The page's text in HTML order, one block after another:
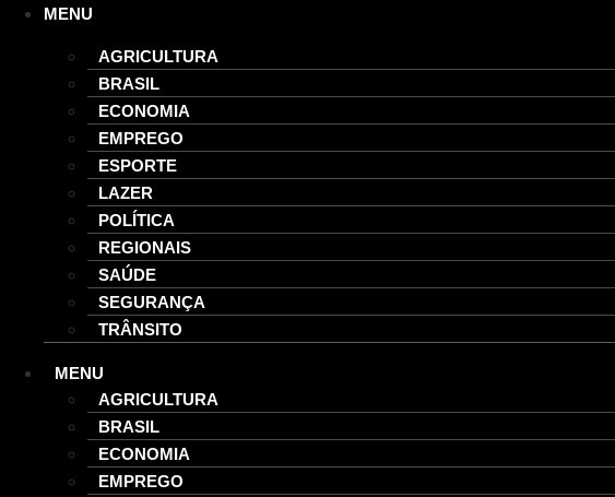
conteúdo
MENU
AGRICULTURA
BRASIL
ECONOMIA
EMPREGO
ESPORTE
LAZER
POLÍTICA
REGIONAIS
SAÚDE
SEGURANÇA
TRÂNSITO
MENU
AGRICULTURA
BRASIL
ECONOMIA
EMPREGO